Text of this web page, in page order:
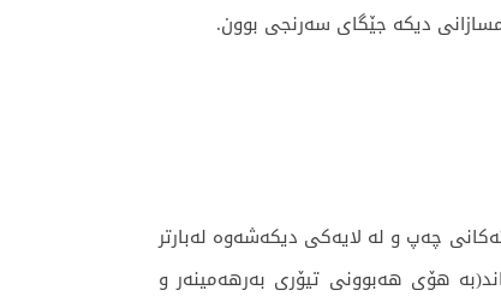
دیکە جێگای سەرنجی بوون.
چەپ و لە لایەکی دیکەشەوە لەبارتر
هۆی هەبوونی تیۆری بەرهەمینەر و